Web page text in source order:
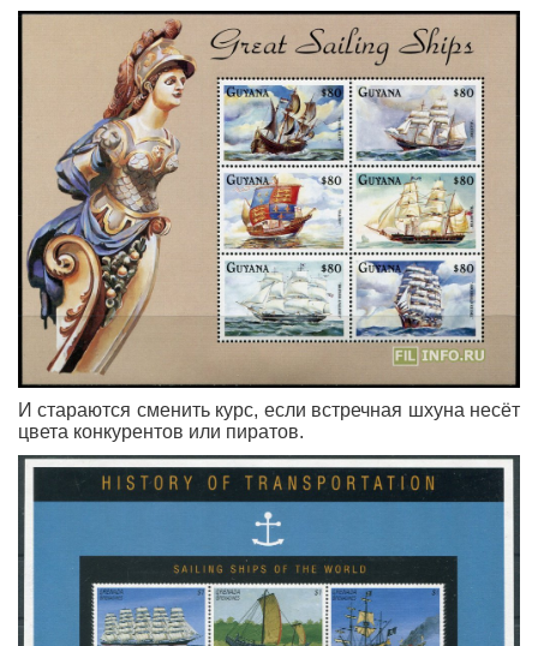
И стараются сменить курс, если встречная шхуна несёт
цвета конкурентов или пиратов.